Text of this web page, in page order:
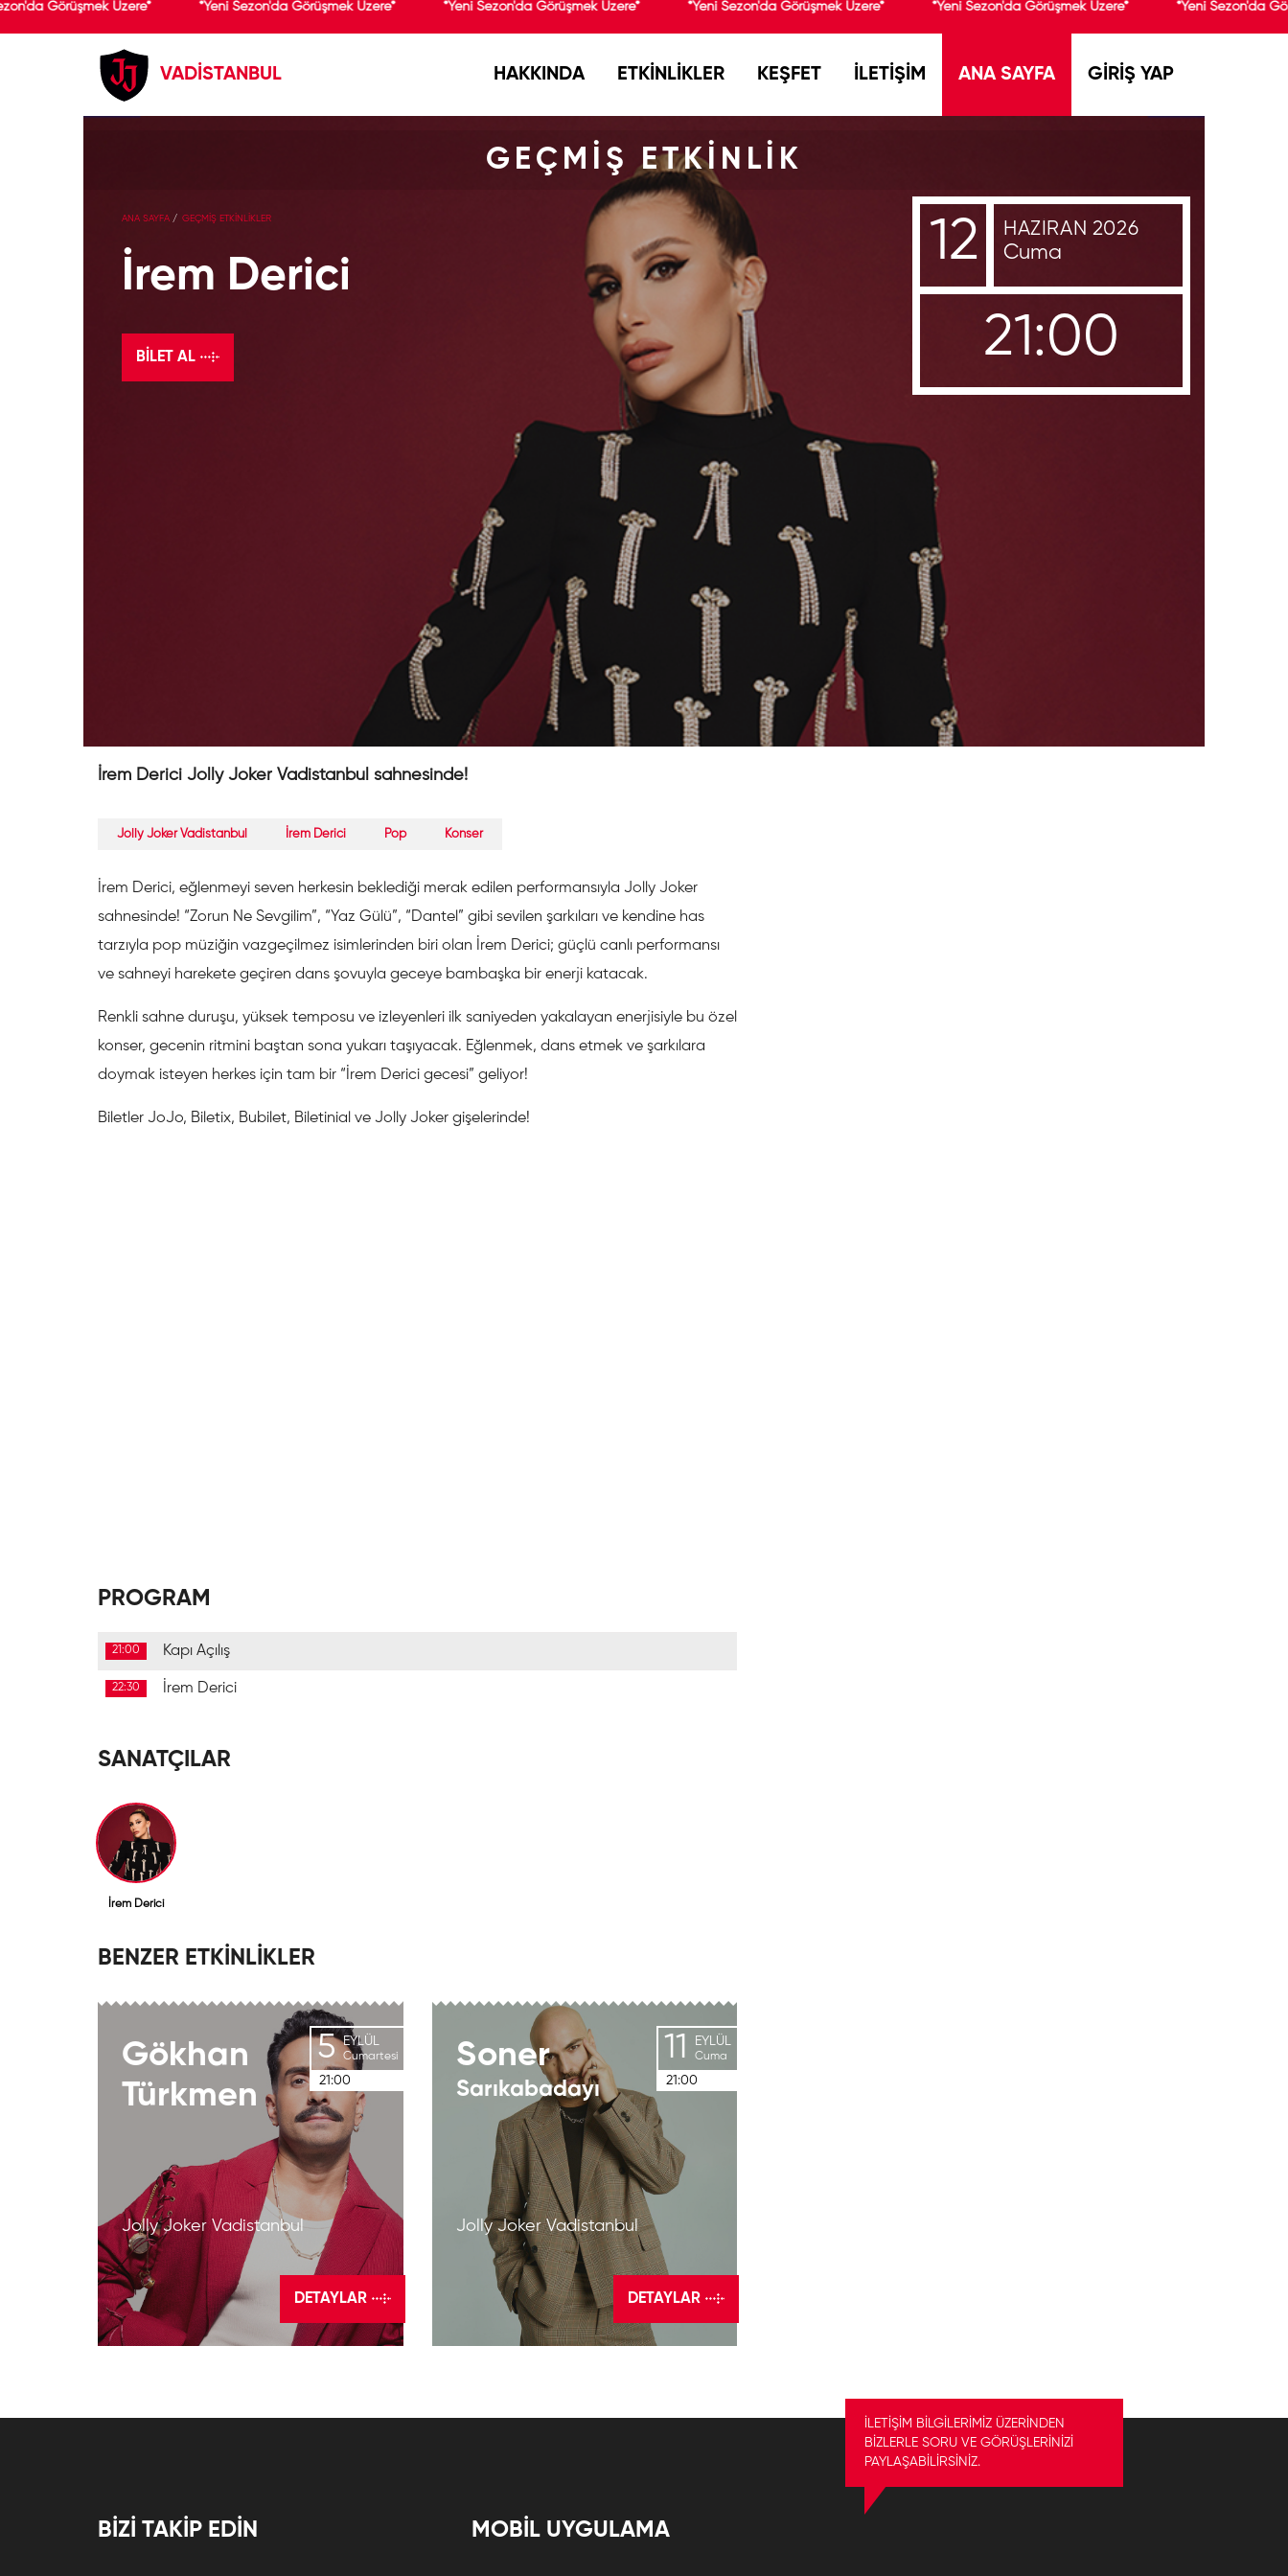
Görüşmek Üzere* *Yeni Sezon'da Görüşmek Üzere* *Yeni Sezon'da Görüşmek Üzere* *Yeni Sezon'da Görüşmek Üzere* *Yeni Sezon'da Görüşmek Üzere* *Yeni Sezon'da
VADİSTANBUL HAKKINDA ETKİNLİKLER KEŞFET İLETİŞİM ANA SAYFA GİRİŞ YAP
GEÇMİŞ ETKİNLİK
ANA SAYFA GEÇMİŞ ETKİNLİKLER
İrem Derici
12 HAZIRAN 2026
Cuma
21:00
BILET AL
İrem Derici Jolly Joker Vadistanbul sahnesinde!
Jolly Joker Vadistanbul İrem Derici Pop Konser
İrem Derici, eğlenmeyi seven herkesin beklediği merak edilen performansıyla Jolly Joker
sahnesinde! “Zorun Ne Sevgilim”, “Yaz Gülü”, “Dantel” gibi sevilen şarkıları ve kendine has
tarzıyla pop müziğin vazgeçilmez isimlerinden biri olan İrem Derici; güçlü canlı performansı
ve sahneyi harekete geçiren dans şovuyla geceye bambaşka bir enerji katacak.
Renkli sahne duruşu, yüksek temposu ve izleyenleri ilk saniyeden yakalayan enerjisiyle bu özel
konser, gecenin ritmini baştan sona yukarı taşıyacak. Eğlenmek, dans etmek ve şarkılara
doymak isteyen herkes için tam bir “İrem Derici gecesi” geliyor!
Biletler JoJo, Biletix, Bubilet, Biletinial ve Jolly Joker gişelerinde!
PROGRAM
21:00 Kapı Açılış
22:30 İrem Derici
SANATÇILAR
İrem Derici
BENZER ETKİNLİKLER
Gökhan
Türkmen
Jolly Joker Vadistanbul
5 EYLÜL
Cumartesi
21:00
DETAYLAR
Soner
Sarıkabadayı
Jolly Joker Vadistanbul
11 EYLÜL
Cuma
21:00
DETAYLAR
BİZİ TAKİP EDİN MOBİL UYGULAMA
İLETİŞİM BİLGİLERİMİZ ÜZERİNDEN
BİZLERLE SORU VE GÖRÜŞLERİNİZİ
PAYLAŞABİLİRSİNİZ.